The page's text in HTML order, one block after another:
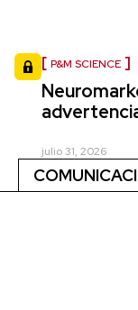
P&M SCIENCE
julio 31, 2026